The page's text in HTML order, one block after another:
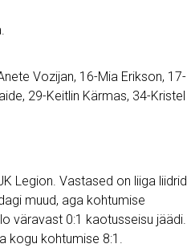
Vozijan, 16-Mia Erikson, 17-
29-Keitlin Kärmas, 34-Kristel
Legion. Vastased on liiga liidrid
muud, aga kohtumise
väravast 0:1 kaotusseisu jäädi.
kogu kohtumise 8:1.